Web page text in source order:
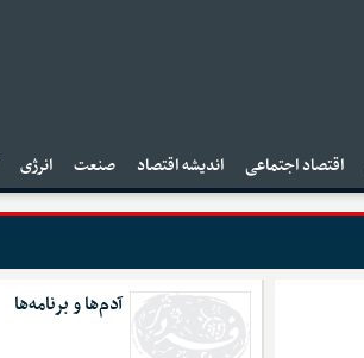
اقتصاد اجتماعی اندیشه اقتصاد صنعت انرژی
آدم‌ها و برنامه‌ها